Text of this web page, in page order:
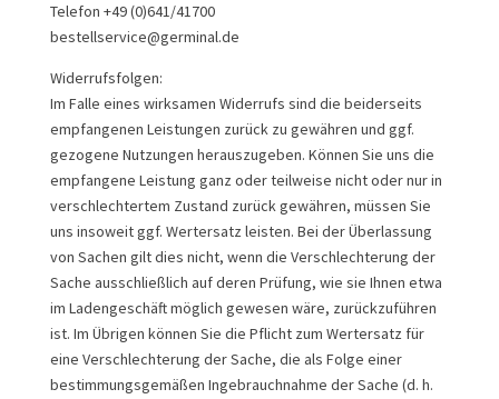
Telefon +49 (0)641/41700
bestellservice@germinal.de
Widerrufsfolgen:
Im Falle eines wirksamen Widerrufs sind die beiderseits
empfangenen Leistungen zurück zu gewähren und ggf.
gezogene Nutzungen herauszugeben. Können Sie uns die
empfangene Leistung ganz oder teilweise nicht oder nur in
verschlechtertem Zustand zurück gewähren, müssen Sie
uns insoweit ggf. Wertersatz leisten. Bei der Überlassung
von Sachen gilt dies nicht, wenn die Verschlechterung der
Sache ausschließlich auf deren Prüfung, wie sie Ihnen etwa
im Ladengeschäft möglich gewesen wäre, zurückzuführen
ist. Im Übrigen können Sie die Pflicht zum Wertersatz für
eine Verschlechterung der Sache, die als Folge einer
bestimmungsgemäßen Ingebrauchnahme der Sache (d. h.